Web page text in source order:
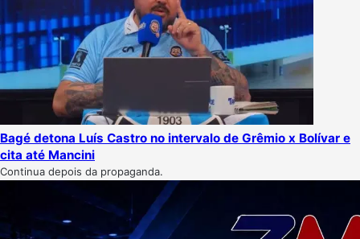
Bagé detona Luís Castro no intervalo de Grêmio x Bolívar e
cita até Mancini
Continua depois da propaganda.